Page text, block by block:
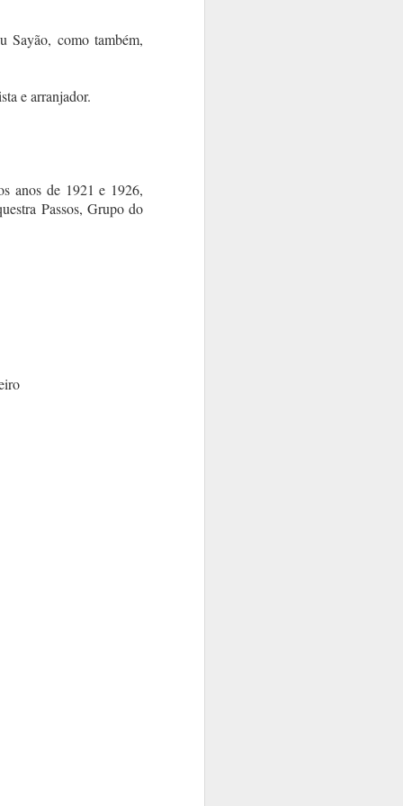
Sayão, como também,
e arranjador.
anos de 1921 e 1926,
Passos, Grupo do